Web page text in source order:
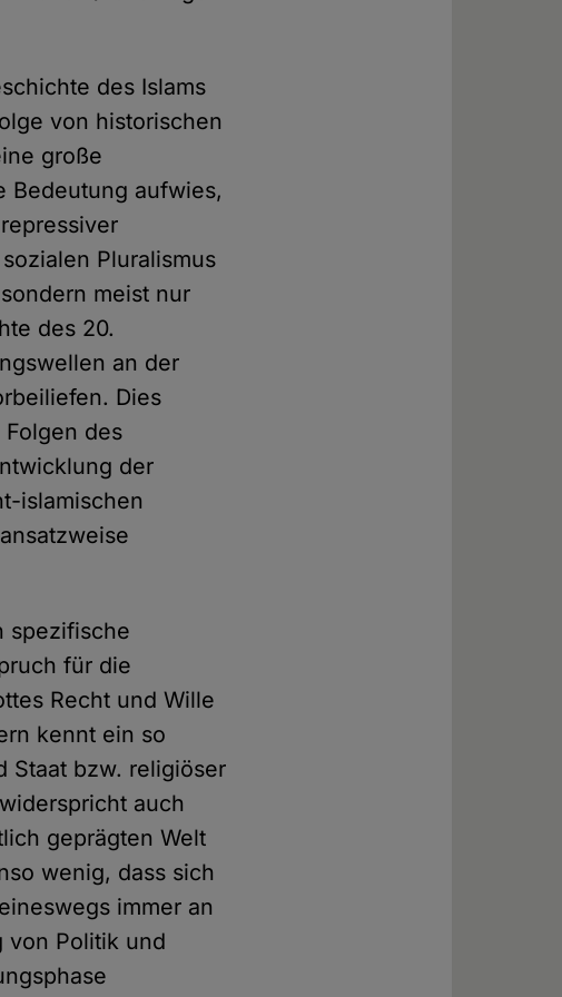
des Islams
von historischen
große
Bedeutung aufwies,
Pluralismus
meist nur
des 20.
an der
Dies
des
der
islamischen
spezifische
für die
Recht und Wille
kennt ein so
Staat bzw. religiöser
auch
geprägten Welt
wenig, dass sich
immer an
von Politik und